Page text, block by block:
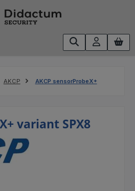
AKCP AKCP sensorProbeX+
variant SPX8